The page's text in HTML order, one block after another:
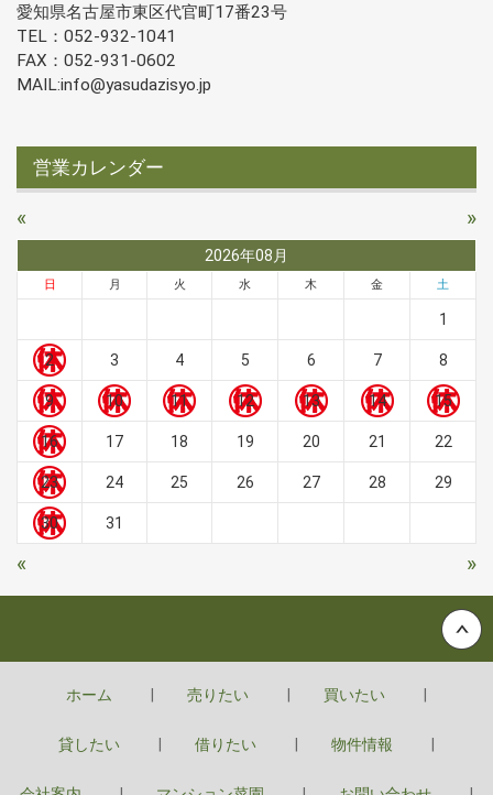
愛知県名古屋市東区代官町17番23号
TEL：052-932-1041
FAX：052-931-0602
MAIL:info@yasudazisyo.jp
営業カレンダー
« »
2026年08月
日 月 火 水 木 金 土
1
2 3 4 5 6 7 8
9 10 11 12 13 14 15
16 17 18 19 20 21 22
23 24 25 26 27 28 29
30 31
« »
ホーム 売りたい 買いたい
貸したい 借りたい 物件情報